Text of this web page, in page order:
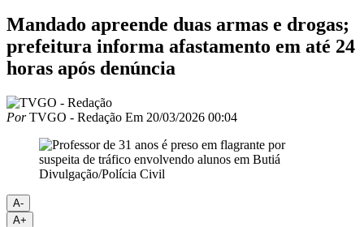
Mandado apreende duas armas e drogas;
prefeitura informa afastamento em até 24
horas após denúncia
PorTVGO - Redação Em 20/03/2026 00:04
Divulgação/Polícia Civil
A-
A+